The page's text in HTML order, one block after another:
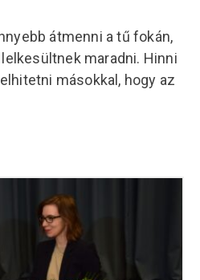
átmenni a tű fokán,
maradni. Hinni
másokkal, hogy az